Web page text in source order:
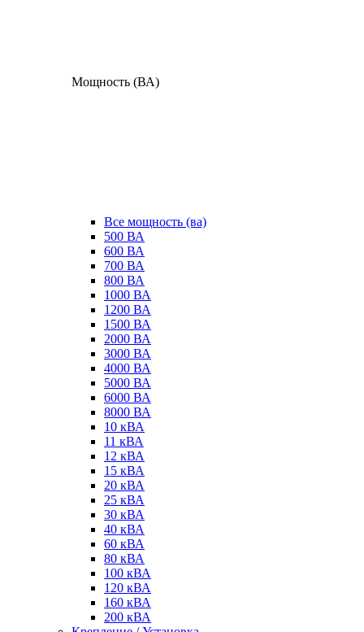
Мощность (ВА)
Все мощность (ва)
500 ВА
600 ВА
700 ВА
800 ВА
1000 ВА
1200 ВА
1500 ВА
2000 ВА
3000 ВА
4000 ВА
5000 ВА
6000 ВА
8000 ВА
10 кВА
11 кВА
12 кВА
15 кВА
20 кВА
25 кВА
30 кВА
40 кВА
60 кВА
80 кВА
100 кВА
120 кВА
160 кВА
200 кВА